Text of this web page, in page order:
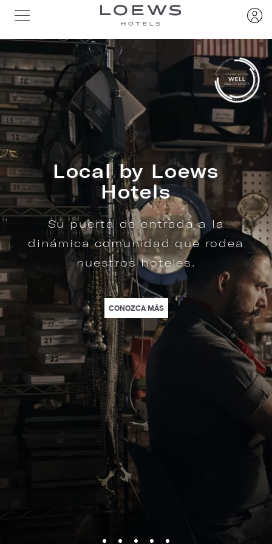
IN EVERY DESTINATION. | LEARN MORE
| LEARN MORE
START TO YOUR DAY BY BOOKING BED AND BREAKFAST AT
Local by Loews
Hotels
Su puerta de entrada a la
dinámica comunidad que rodea
nuestros hoteles.
CONOZCA MÁS| LOCAL BY LOEWS HOTELS |